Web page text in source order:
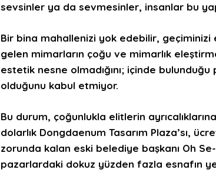
sevsinler ya da sevmesinler, insanlar bu
Bir bina mahallenizi yok edebilir,
gelen mimarların çoğu ve mimarlık
estetik nesne olmadığını; içinde
olduğunu kabul etmiyor.
Bu durum, çoğunlukla elitlerin
dolarlık Dongdaenum Tasarım Plaza’sı,
zorunda kalan eski belediye başkanı Oh
pazarlardaki dokuz yüzden fazla esnafın